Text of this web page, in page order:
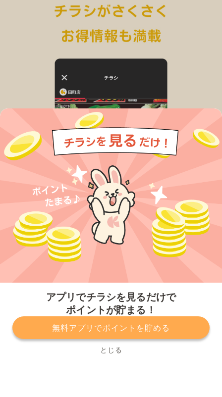
アプリでチラシを見るだけで
ポイントが貯まる！
無料アプリでポイントを貯める
とじる
プライバシーポリシー 利用規約
運営会社
サービスに関してのお問い合わせ